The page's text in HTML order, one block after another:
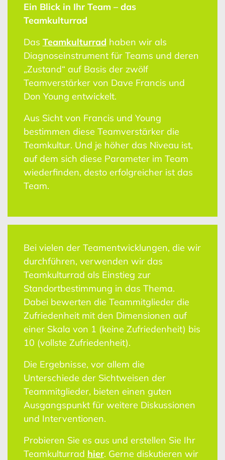
Ein Blick in Ihr Team – das
Teamkulturrad
Das Teamkulturrad haben wir als
Diagnoseinstrument für Teams und deren
„Zustand“ auf Basis der zwölf
Teamverstärker von Dave Francis und
Don Young entwickelt.
Aus Sicht von Francis und Young
bestimmen diese Teamverstärker die
Teamkultur. Und je höher das Niveau ist,
auf dem sich diese Parameter im Team
wiederfinden, desto erfolgreicher ist das
Team.
Bei vielen der Teamentwicklungen, die wir
durchführen, verwenden wir das
Teamkulturrad als Einstieg zur
Standortbestimmung in das Thema.
Dabei bewerten die Teammitglieder die
Zufriedenheit mit den Dimensionen auf
einer Skala von 1 (keine Zufriedenheit) bis
10 (vollste Zufriedenheit).
Die Ergebnisse, vor allem die
Unterschiede der Sichtweisen der
Teammitglieder, bieten einen guten
Ausgangspunkt für weitere Diskussionen
und Interventionen.
Probieren Sie es aus und erstellen Sie Ihr
Teamkulturrad hier. Gerne diskutieren wir